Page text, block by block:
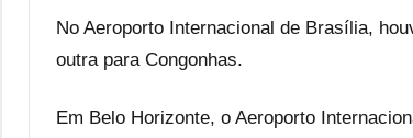
No Aeroporto Internacional de Brasília,
outra para Congonhas.
Em Belo Horizonte, o Aeroporto